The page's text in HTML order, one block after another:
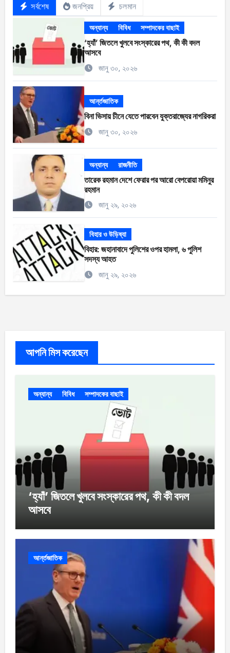
সর্বশেষ জনপ্রিয় চলমান
অন্যান্য বিবিধ সম্পাদকের বাছাই
‘হ্যাঁ’ জিতলে খুলবে সংস্কারের পথ, কী কী বদল
আসবে
জানু ৩০, ২০২৬
আর্ন্তজাতিক
বিনা ভিসায় চীনে যেতে পারবেন যুক্তরাজ্যের নাগরিকরা
জানু ৩০, ২০২৬
অন্যান্য রাজনীতি
তারেক রহমান দেশে ফেরার পর আরো বেপরোয়া মমিনুর
রহমান
জানু ২৯, ২০২৬
বিহার ও উড়িষ্যা
বিহার: জহানাবাদে পুলিশের ওপর হামলা, ৬ পুলিশ
সদস্য আহত
জানু ২৯, ২০২৬
আপনি মিস করেছেন
অন্যান্য বিবিধ সম্পাদকের বাছাই
‘হ্যাঁ’ জিতলে খুলবে সংস্কারের পথ, কী কী বদল
আসবে
আর্ন্তজাতিক